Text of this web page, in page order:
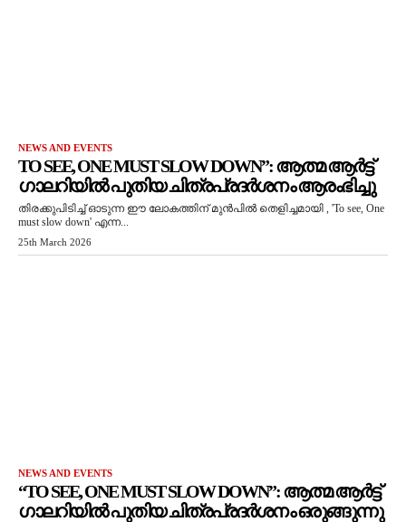
NEWS AND EVENTS
TO SEE, ONE MUST SLOW DOWN”: ആത്മ ആർട്ട്
ഗാലറിയിൽ പുതിയ ചിത്രപ്രദർശനം ആരംഭിച്ചു
തിരക്കുപിടിച്ച് ഓടുന്ന ഈ ലോകത്തിന് മുൻപിൽ തെളിച്ചമായി , 'To see, One
must slow down' എന്ന...
25th March 2026
NEWS AND EVENTS
“TO SEE, ONE MUST SLOW DOWN”: ആത്മ ആർട്ട്
ഗാലറിയിൽ പുതിയ ചിത്രപ്രദർശനം ഒരുങ്ങുന്നു